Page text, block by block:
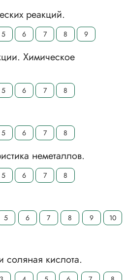
реакций.
5 6 7 8 9
Химическое
5 6 7 8
5 6 7 8
неметаллов.
5 6 7 8
5 6 7 8 9
10
кислота.